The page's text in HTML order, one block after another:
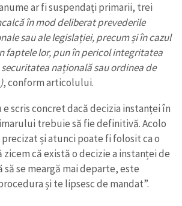
ar fi suspendați primarii, trei
în mod deliberat prevederile
sau ale legislației, precum și în cazul
faptele lor, pun în pericol integritatea
națională sau ordinea de
, conform articolului.
e scris concret dacă decizia instanței în
trebuie să fie definitivă. Acolo
precizat și atunci poate fi folosit ca o
zicem că există o decizie a instanței de
să se meargă mai departe, este
și te lipsesc de mandat”.